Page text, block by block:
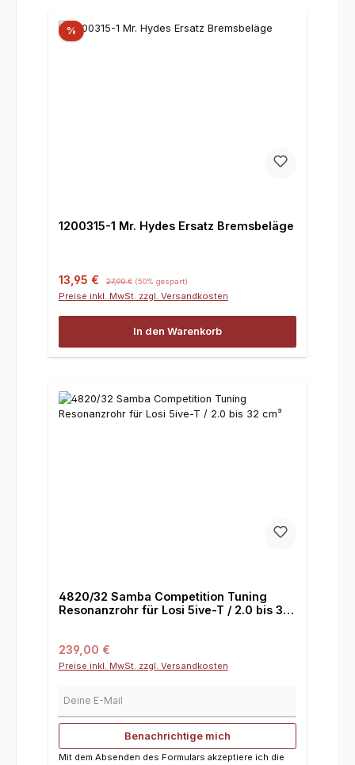
%
1200315-1 Mr. Hydes Ersatz Bremsbeläge
Verkaufspreis:
13,95 € 27,90 € (50% gespart)
Preise inkl. MwSt. zzgl. Versandkosten
In den Warenkorb
4820/32 Samba Competition Tuning
Resonanzrohr für Losi 5ive-T / 2.0 bis 32
Regulärer Preis:
239,00 €
Preise inkl. MwSt. zzgl. Versandkosten
Benachrichtige mich
Mit dem Absenden des Formulars akzeptiere ich die